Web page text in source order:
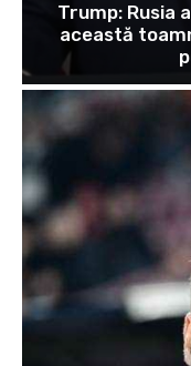
Trump: Rusia
această